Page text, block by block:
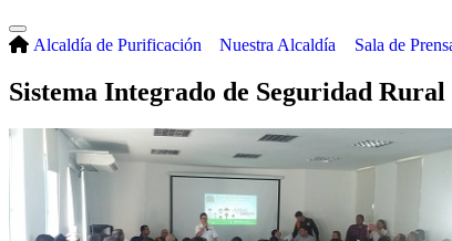
Alcaldía de Purificación Nuestra Alcaldía Sala de
Sistema Integrado de Seguridad Rural